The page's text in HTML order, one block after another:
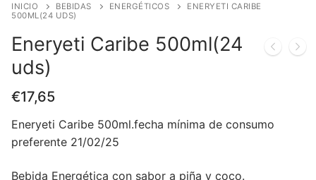
INICIO BEBIDAS ENERGÉTICOS
ENERYETI CARIBE
500ML(24 UDS)
Eneryeti Caribe 500ml(24
uds)
€17,65
Eneryeti Caribe 500ml.fecha mínima de consumo
preferente 21/02/25
Bebida Energética con sabor a piña y coco.